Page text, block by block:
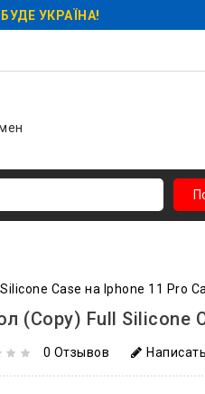
УКРАЇНА!
Case на Iphone 11 Pro
(copy) Full Silicone
0 Отзывов